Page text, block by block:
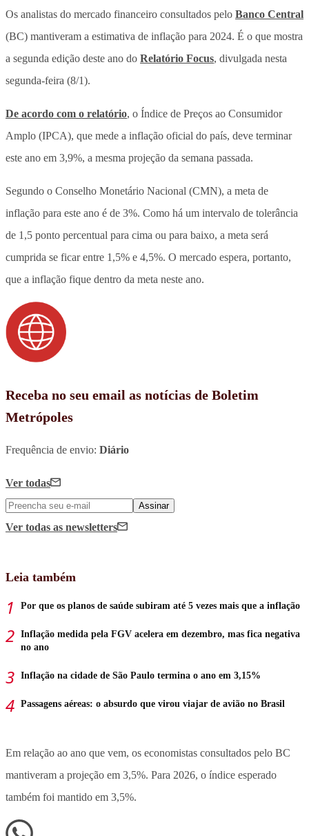
Os analistas do mercado financeiro consultados pelo Banco Central
(BC) mantiveram a estimativa de inflação para 2024. É o que mostra
a segunda edição deste ano do Relatório Focus, divulgada nesta
segunda-feira (8/1).
De acordo com o relatório, o Índice de Preços ao Consumidor
Amplo (IPCA), que mede a inflação oficial do país, deve terminar
este ano em 3,9%, a mesma projeção da semana passada.
Segundo o Conselho Monetário Nacional (CMN), a meta de
inflação para este ano é de 3%. Como há um intervalo de tolerância
de 1,5 ponto percentual para cima ou para baixo, a meta será
cumprida se ficar entre 1,5% e 4,5%. O mercado espera, portanto,
que a inflação fique dentro da meta neste ano.
Receba no seu email as notícias de Boletim
Metrópoles
Frequência de envio: Diário
Ver todas
Assinar
Ver todas as newsletters
Leia também
Por que os planos de saúde subiram até 5 vezes mais que a inflação
Inflação medida pela FGV acelera em dezembro, mas fica negativa
no ano
Inflação na cidade de São Paulo termina o ano em 3,15%
Passagens aéreas: o absurdo que virou viajar de avião no Brasil
Em relação ao ano que vem, os economistas consultados pelo BC
mantiveram a projeção em 3,5%. Para 2026, o índice esperado
também foi mantido em 3,5%.